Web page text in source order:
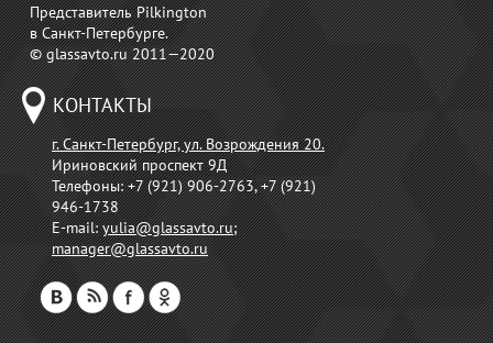
Представитель Pilkington
в Санкт-Петербурге.
© glassavto.ru 2011—2020
КОНТАКТЫ
г. Санкт-Петербург, ул. Возрождения 20.
Ириновский проспект 9Д
Телефоны:+7 (921) 906-2763, +7 (921)
946-1738
E-mail:yulia@glassavto.ru;
manager@glassavto.ru